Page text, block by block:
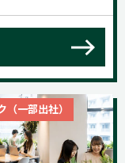
（一部出社）